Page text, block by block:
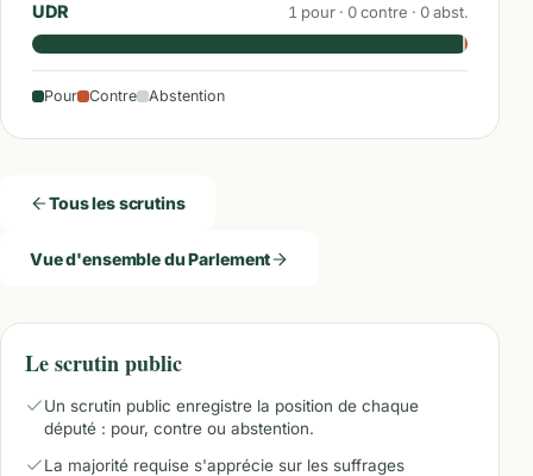
UDR 1 pour · 0contre · 0abst.
Pour Contre Abstention
Tous les scrutins
Vue d'ensemble du Parlement
Le scrutin public
Un scrutin public enregistre la position de chaque
député : pour, contre ou abstention.
La majorité requise s'apprécie sur les suffrages